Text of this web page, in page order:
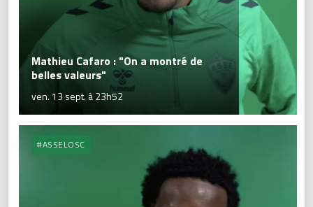
Mathieu Cafaro : "On a montré de
belles valeurs"
ven. 13 sept. à 23h52
#ASSELOSC